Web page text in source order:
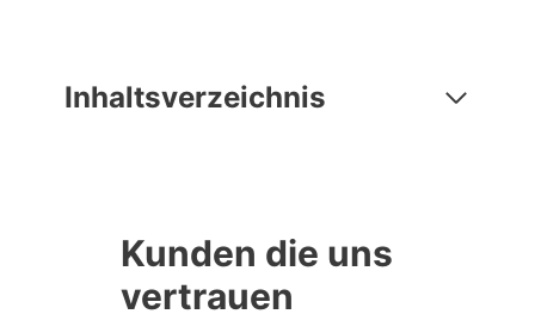
Inhaltsverzeichnis
Kunden die uns
vertrauen